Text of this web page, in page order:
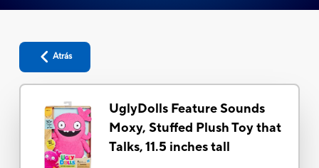
Atrás
UglyDolls Feature Sounds
Moxy, Stuffed Plush Toy that
Talks, 11.5 inches tall